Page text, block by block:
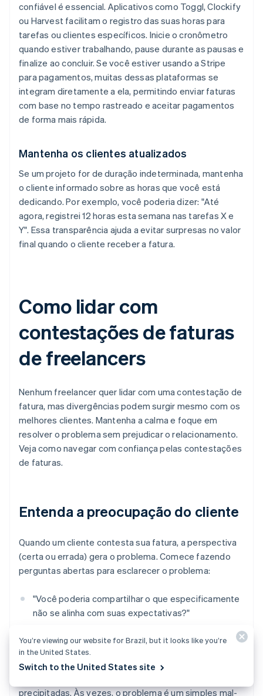
confiável é essencial. Aplicativos como Toggl, Clockify
ou Harvest facilitam o registro das suas horas para
tarefas ou clientes específicos. Inicie o cronômetro
quando estiver trabalhando, pause durante as pausas e
finalize ao concluir. Se você estiver usando a Stripe
para pagamentos, muitas dessas plataformas se
integram diretamente a ela, permitindo enviar faturas
com base no tempo rastreado e aceitar pagamentos
de forma mais rápida.
Mantenha os clientes atualizados
Se um projeto for de duração indeterminada, mantenha
o cliente informado sobre as horas que você está
dedicando. Por exemplo, você poderia dizer: "Até
agora, registrei 12 horas esta semana nas tarefas X e
Y". Essa transparência ajuda a evitar surpresas no valor
final quando o cliente receber a fatura.
Como lidar com
contestações de faturas
de freelancers
Nenhum freelancer quer lidar com uma contestação de
fatura, mas divergências podem surgir mesmo com os
melhores clientes. Mantenha a calma e foque em
resolver o problema sem prejudicar o relacionamento.
Veja como navegar com confiança pelas contestações
de faturas.
Entenda a preocupação do cliente
Quando um cliente contesta sua fatura, a perspectiva
(certa ou errada) gera o problema. Comece fazendo
perguntas abertas para esclarecer o problema:
"Você poderia compartilhar o que especificamente
não se alinha com suas expectativas?"
"Há algum item específico na fatura que você
gostaria de discutir melhor?"
precipitadas. Às vezes, o problema é um simples mal-
You’re viewing our website for Brazil, but it looks like you’re
in the United States.
Switch to the United States site